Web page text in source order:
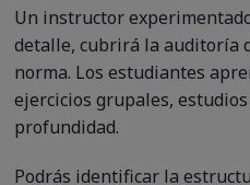
Un instructor
detalle, cubrirá la auditoría
norma. Los estudiantes
ejercicios grupales,
profundidad.
Podrás identificar la